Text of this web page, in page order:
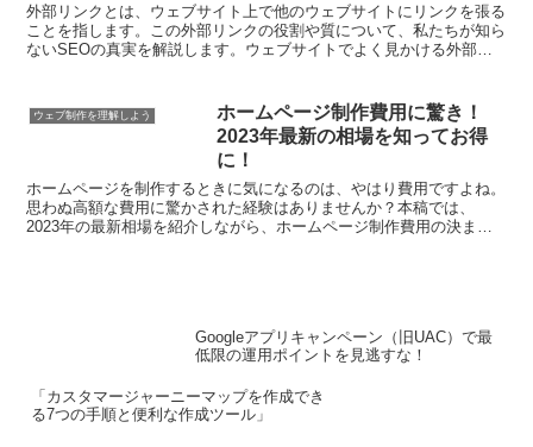
外部リンクとは、ウェブサイト上で他のウェブサイトにリンクを張る
ことを指します。この外部リンクの役割や質について、私たちが知ら
ないSEOの真実を解説します。ウェブサイトでよく見かける外部リ
ウェブ制作を理解しよう
ホームページ制作費用に驚き！
2023年最新の相場を知ってお得
に！
ホームページを制作するときに気になるのは、やはり費用ですよね。
思わぬ高額な費用に驚かされた経験はありませんか？本稿では、
2023年の最新相場を紹介しながら、ホームページ制作費用の決まり
Googleアプリキャンペーン（旧UAC）で最
低限の運用ポイントを見逃すな！
「カスタマージャーニーマップを作成でき
る7つの手順と便利な作成ツール」